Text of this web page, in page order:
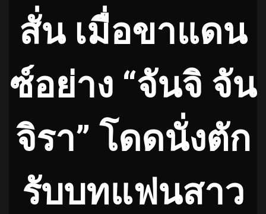
สั่น เมื่อขาแดน
ซ์อย่าง “จันจิ จัน
จิรา” โดดนั่งตัก
รับบทแฟนสาว